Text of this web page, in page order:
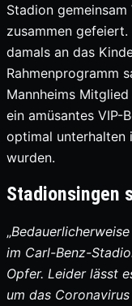
Stadion
zusammen
damals an das
Rahmenprogramm
Mannheims
ein amüsantes VIP-
optimal unterhalten
wurden.
Stadionsingen
„
im Carl-Benz-
Opfer. Leider lässt
um das